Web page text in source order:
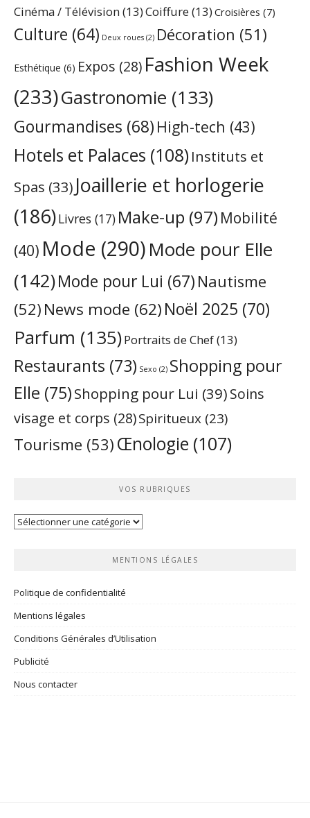
Cinéma / Télévision(13)Coiffure(13) Croisières (7)
Culture (64) Deux roues (2) Décoration (51)
Esthétique (6) Expos (28) Fashion Week
(233)Gastronomie (133)
Gourmandises (68) High-tech (43)
Hotels et Palaces (108) Instituts et
Spas (33) Joaillerie et horlogerie
(186)Livres (17) Make-up (97) Mobilité
(40) Mode (290)Mode pour Elle
(142)Mode pour Lui (67) Nautisme
(52) News mode (62)Noël 2025 (70)
Parfum (135)Portraits de Chef(13)
Restaurants (73) Sexo (2) Shopping pour
Elle (75)Shopping pour Lui (39)Soins
visage et corps (28)Spiritueux (23)
Tourisme (53) Œnologie (107)
VOS RUBRIQUES
Vos
MENTIONS LÉGALES
Politique de confidentialité
Mentions légales
Conditions Générales d’Utilisation
Publicité
Nous contacter